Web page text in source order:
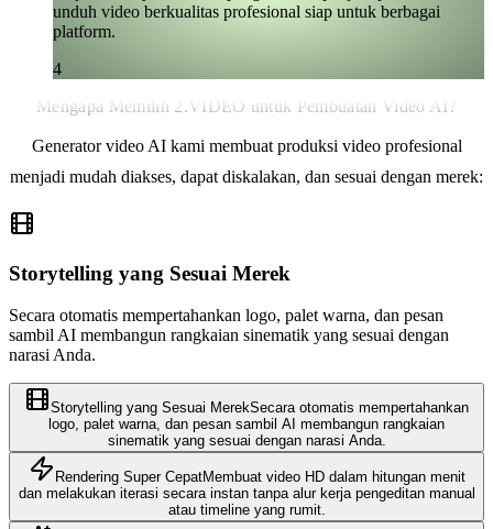
unduh video berkualitas profesional siap untuk berbagai
platform.
4
Mengapa Memilih 2.VIDEO untuk Pembuatan Video AI?
Generator video AI kami membuat produksi video profesional
menjadi mudah diakses, dapat diskalakan, dan sesuai dengan merek:
Storytelling yang Sesuai Merek
Secara otomatis mempertahankan logo, palet warna, dan pesan
sambil AI membangun rangkaian sinematik yang sesuai dengan
narasi Anda.
Storytelling yang Sesuai MerekSecara otomatis mempertahankan
logo, palet warna, dan pesan sambil AI membangun rangkaian
sinematik yang sesuai dengan narasi Anda.
Rendering Super CepatMembuat video HD dalam hitungan menit
dan melakukan iterasi secara instan tanpa alur kerja pengeditan manual
atau timeline yang rumit.